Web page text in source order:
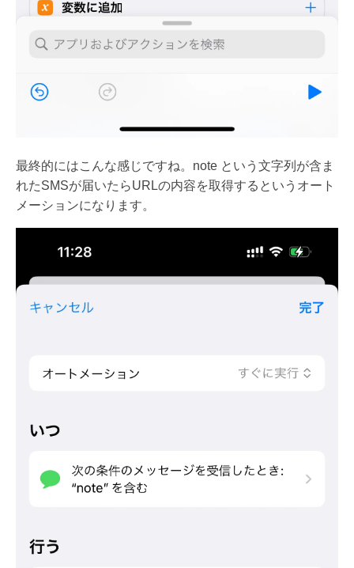
最終的にはこんな感じですね。note という文字列が含ま
れたSMSが届いたらURLの内容を取得するというオート
メーションになります。